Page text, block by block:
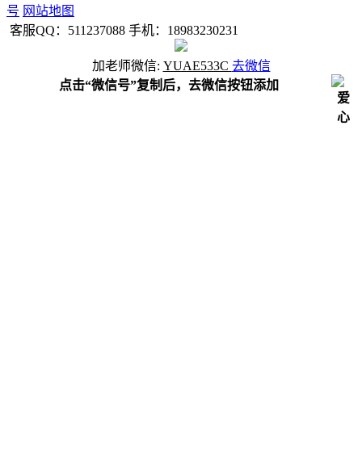
号 网站地图
客服QQ：511237088 手机：18983230231
加老师微信: YUAE533C 去微信
点击“微信号”复制后，去微信按钮添加